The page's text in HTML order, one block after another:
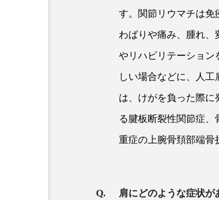
す。関節リウマチは免
わばりや痛み、腫れ
やリハビリテーション
しい場合などに、人
は、けがを負った際に
る腱板断裂性関節症、
重症の上腕骨頚部端骨
肩にどのような症状が